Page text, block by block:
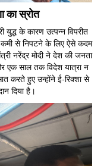
का स्रोत
युद्ध के कारण उत्पन्न विपरीत
कमी से निपटने के लिए ऐसे कदम
नरेंद्र मोदी ने देश की जनता
साल तक विदेश यात्रा न
करते हुए उन्होंने ई-रिक्शा से
दिया है।